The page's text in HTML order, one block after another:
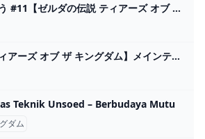
地下、開拓しましょう #11【ゼルダの伝説 ティアーズ オブ ザ キングダム】 - YouTube
【ゼルダの伝説 ティアーズ オブ ザ キングダム】メインテーマ - YouTube
Teknik Unsoed – Berbudaya Mutu
ダム